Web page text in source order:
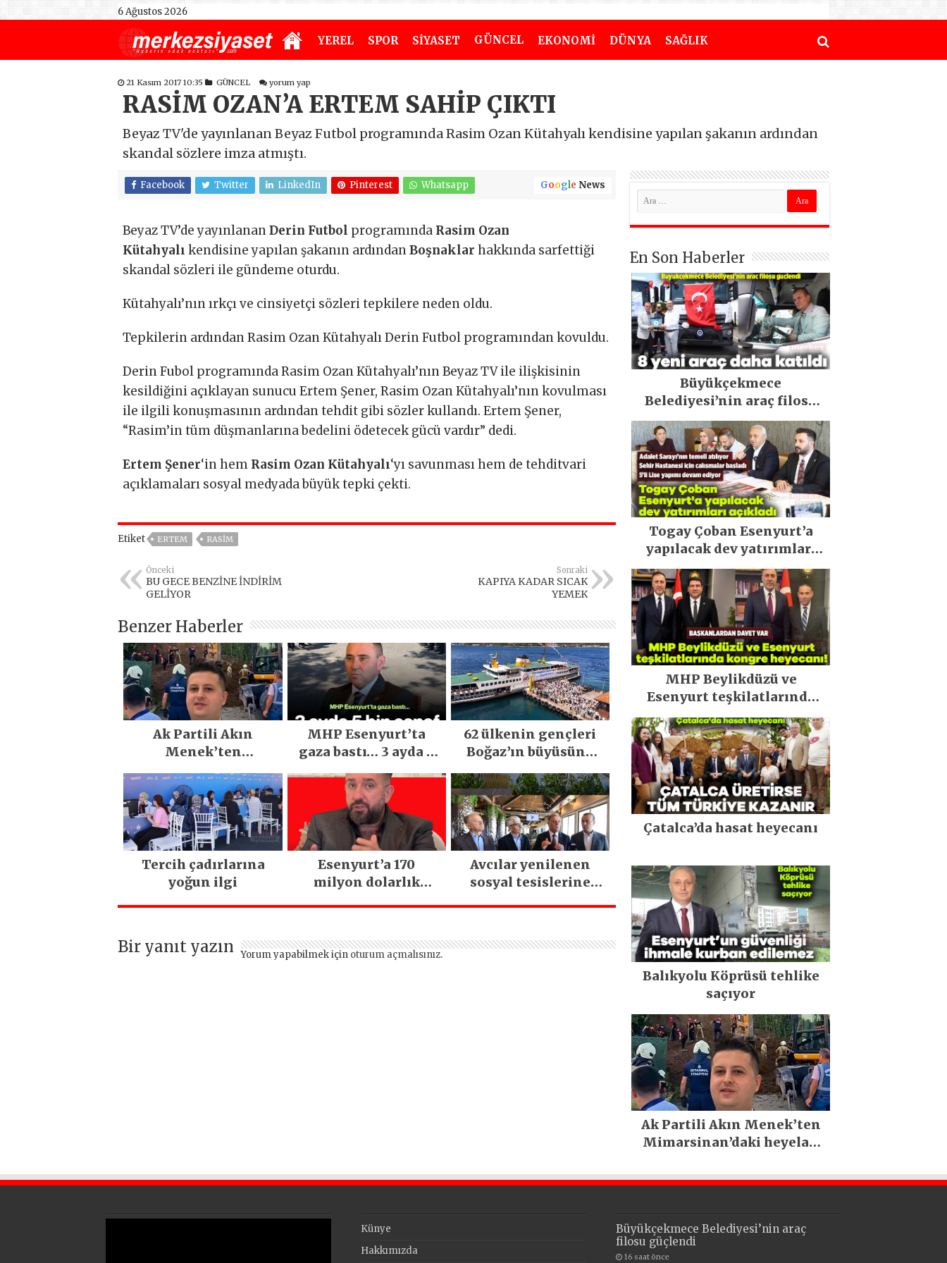
6 Ağustos 2026
YEREL SPOR SİYASET GÜNCEL EKONOMİ DÜNYA SAĞLIK
21 Kasım 2017 10:35 GÜNCEL yorum yap
RASİM OZAN’A ERTEM SAHİP ÇIKTI
Beyaz TV'de yayınlanan Beyaz Futbol programında Rasim Ozan Kütahyalı kendisine yapılan şakanın ardından
skandal sözlere imza atmıştı.
Facebook Twitter LinkedIn Pinterest Whatsapp Google News
Beyaz TV’de yayınlananDerin Futbol programında Rasim Ozan
Kütahyalı kendisine yapılan şakanın ardındanBoşnaklar hakkında sarfettiği
skandal sözleri ile gündeme oturdu.
Kütahyalı’nın ırkçı ve cinsiyetçi sözleri tepkilere neden oldu.
Tepkilerin ardından Rasim Ozan Kütahyalı Derin Futbol programından kovuldu.
Derin Fubol programında Rasim Ozan Kütahyalı’nın Beyaz TV ile ilişkisinin
kesildiğini açıklayan sunucu Ertem Şener, Rasim Ozan Kütahyalı’nın kovulması
ile ilgili konuşmasının ardından tehdit gibi sözler kullandı. Ertem Şener,
“Rasim’in tüm düşmanlarına bedelini ödetecek gücü vardır” dedi.
Ertem Şener‘in hem Rasim Ozan Kütahyalı‘yı savunması hem de tehditvari
açıklamaları sosyal medyada büyük tepki çekti.
Etiket ERTEM RASIM
Önceki
BU GECE BENZİNE İNDİRİM
GELİYOR
Sonraki
KAPIYA KADAR SICAK
YEMEK
Benzer Haberler
Ak Partili Akın
Menek’ten
heyelan sonrası
kritik uyarı
MHP Esenyurt’ta
gaza bastı… 3 ayda 5
edildi
62 ülkenin gençleri
Boğaz’ın büyüsüne
Tercih çadırlarına
yoğun ilgi
Esenyurt’a 170
milyon dolarlık
Avcılar yenilenen
sosyal tesislerine
Bir yanıt yazın Yorum yapabilmek için oturum açmalısınız.
En Son Haberler
Büyükçekmece
Belediyesi’nin araç filosu
güçlendi
Togay Çoban Esenyurt’a
yapılacak dev yatırımları
açıkladı
MHP Beylikdüzü ve
Esenyurt teşkilatlarında
kongre heyecanı!
Çatalca’da hasat heyecanı
Balıkyolu Köprüsü tehlike
saçıyor
Ak Partili Akın Menek’ten
Mimarsinan’daki heyelan
Künye
Hakkımızda
Büyükçekmece Belediyesi’nin araç
filosu güçlendi
16 saat önce